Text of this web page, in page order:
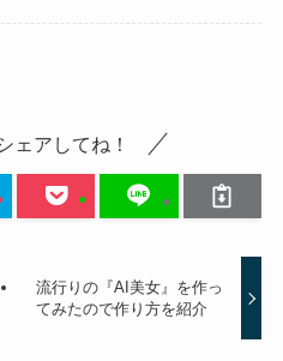
ェアしてね！
流行りの『AI美女』を作っ
てみたので作り方を紹介